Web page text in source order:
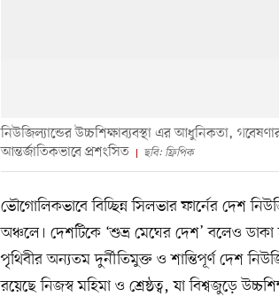
নিউজিল্যান্ডের উচ্চশিক্ষাব্যবস্থা এর আধুনিকতা,
আন্তর্জাতিকভাবে প্রশংসিত
ছবি: ফ্রিপিক
ভৌগোলিকভাবে বিচ্ছিন্ন সিলভার ফার্নের দেশ
অঞ্চলে। দেশটিকে ‘শুভ্র মেঘের দেশ’ বলেও
পৃথিবীর অন্যতম দুর্নীতিমুক্ত ও শান্তিপূর্ণ দেশ
রয়েছে নিজস্ব মহিমা ও শ্রেষ্ঠত্ব, যা বিশ্বজুড়ে